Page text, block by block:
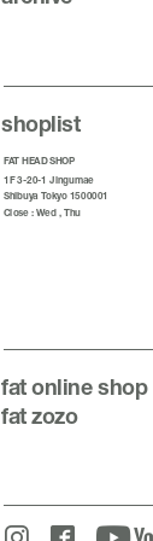
shoplist
FAT HEAD SHOP
1F 3-20-1 Jingumae
Shibuya Tokyo 1500001
Close : Wed , Thu
fatonline shop
fat zozo